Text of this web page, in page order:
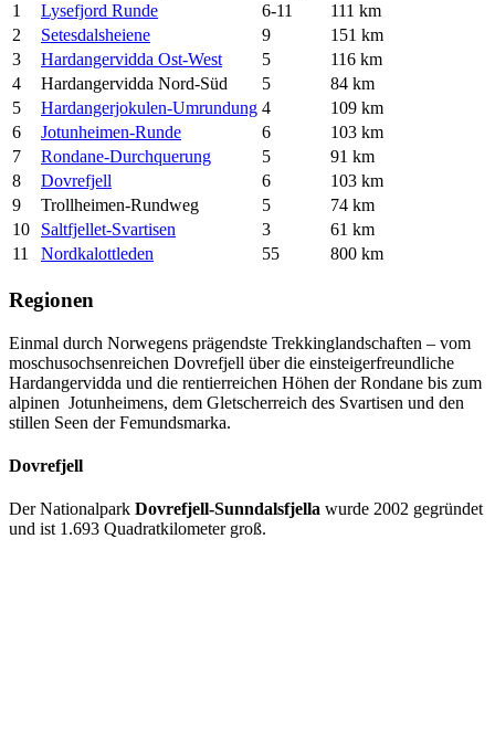
1
Lysefjord Runde 6-11
111 km
2
Setesdalsheiene 9
151 km
3
Hardangervidda Ost-West 5
116 km
4
Hardangervidda Nord-Süd 5
84 km
5
Hardangerjokulen-Umrundung 4
109 km
6
Jotunheimen-Runde 6
103 km
7
Rondane-Durchquerung 5
91 km
8
Dovrefjell 6
103 km
9
Trollheimen-Rundweg 5
74 km
10
Saltfjellet-Svartisen 3
61 km
11
Nordkalottleden 55 800 km
Regionen
Einmal durch Norwegens prägendste Trekkinglandschaften – vom
moschusochsenreichen Dovrefjell über die einsteigerfreundliche
Hardangervidda und die rentierreichen Höhen der Rondane bis zum
alpinen Jotunheimens, dem Gletscherreich des Svartisen und den
stillen Seen der Femundsmarka.
Dovrefjell
Der Nationalpark Dovrefjell-Sunndalsfjella wurde 2002 gegründet
und ist 1.693 Quadratkilometer groß.